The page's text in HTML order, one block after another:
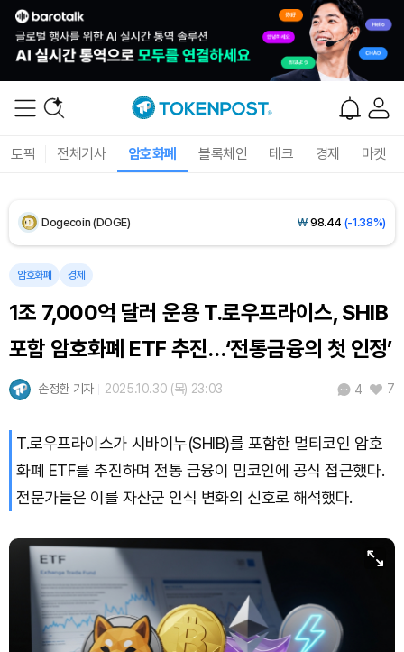
토픽 전체기사 암호화폐 블록체인 테크 경제 마켓
XRP (XRP) ₩1,474(-2.60%)
Dogecoin (DOGE) ₩ 98.44 (-1.38%)
Bitcoin (BTC)
암호화폐 경제
1조 7,000억 달러 운용 T.로우프라이스, SHIB
포함 암호화폐 ETF 추진…‘전통금융의 첫 인정’
손정환 기자 2025.10.30 (목) 23:03 4 7
T.로우프라이스가 시바이누(SHIB)를 포함한 멀티코인 암호
화폐 ETF를 추진하며 전통 금융이 밈코인에 공식 접근했다.
전문가들은 이를 자산군 인식 변화의 신호로 해석했다.